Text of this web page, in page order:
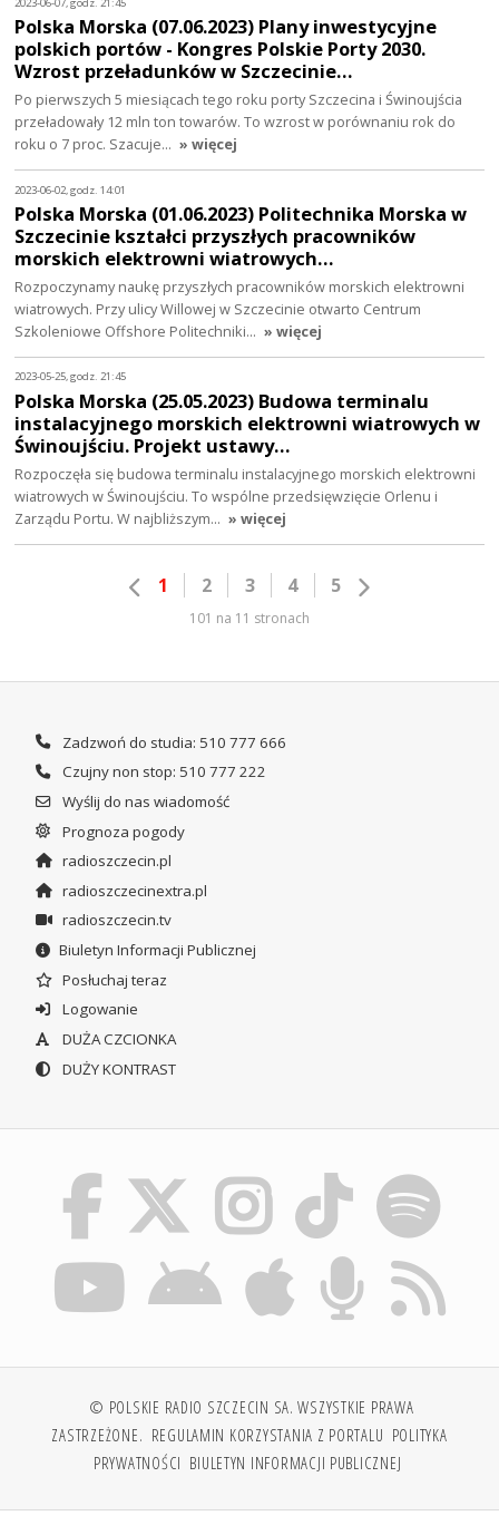
Polska Morska (07.06.2023) Plany inwestycyjne
polskich portów - Kongres Polskie Porty 2030.
Wzrost przeładunków w Szczecinie…
Po pierwszych 5 miesiącach tego roku porty Szczecina i Świnoujścia
przeładowały 12 mln ton towarów. To wzrost w porównaniu rok do
roku o 7 proc. Szacuje… » więcej
2023-06-02, godz. 14:01
Polska Morska (01.06.2023) Politechnika Morska w
Szczecinie kształci przyszłych pracowników
morskich elektrowni wiatrowych…
Rozpoczynamy naukę przyszłych pracowników morskich elektrowni
wiatrowych. Przy ulicy Willowej w Szczecinie otwarto Centrum
Szkoleniowe Offshore Politechniki… » więcej
2023-05-25, godz. 21:45
Polska Morska (25.05.2023) Budowa terminalu
instalacyjnego morskich elektrowni wiatrowych w
Świnoujściu. Projekt ustawy…
Rozpoczęła się budowa terminalu instalacyjnego morskich elektrowni
wiatrowych w Świnoujściu. To wspólne przedsięwzięcie Orlenu i
Zarządu Portu. W najbliższym… » więcej
1 2 3 4 5
101 na 11 stronach
Zadzwoń do studia: 510 777 666
Czujny non stop: 510 777 222
Wyślij do nas wiadomość
Prognoza pogody
radioszczecin.pl
radioszczecinextra.pl
radioszczecin.tv
Biuletyn Informacji Publicznej
Posłuchaj teraz
Logowanie
DUŻA CZCIONKA
DUŻY KONTRAST
© POLSKIE RADIO SZCZECIN SA. WSZYSTKIE PRAWA
ZASTRZEŻONE. REGULAMIN KORZYSTANIA Z PORTALU POLITYKA
PRYWATNOŚCI BIULETYN INFORMACJI PUBLICZNEJ